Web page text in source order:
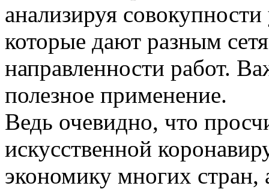
анализируя
которые дают разным
направленности работ.
полезное применение.
Ведь очевидно, что
искусственной
экономику многих стран,